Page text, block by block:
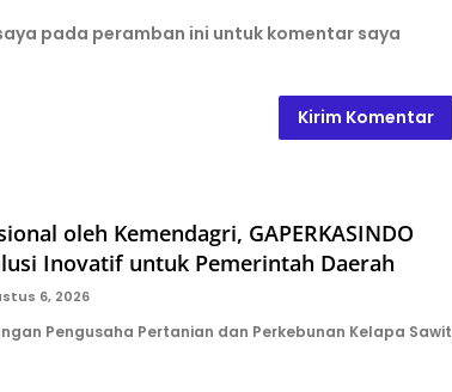
pada peramban ini untuk komentar saya
oleh Kemendagri, GAPERKASINDO
Inovatif untuk Pemerintah Daerah
6, 2026
Pengusaha Pertanian dan Perkebunan Kelapa Sawit